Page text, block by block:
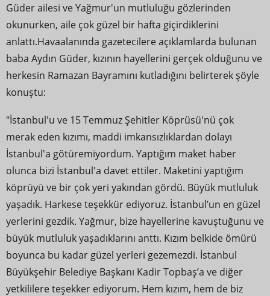
Güder ailesi ve Yağmur'un mutluluğu gözlerinden
okunurken, aile çok güzel bir hafta giçirdiklerini
anlattı.Havaalanında gazetecilere açıklamlarda bulunan
baba Aydın Güder, kızının hayellerini gerçek olduğunu ve
herkesin Ramazan Bayramını kutladığını belirterek şöyle
konuştu:
"İstanbul'u ve 15 Temmuz Şehitler Köprüsü'nü çok
merak eden kızımı, maddi imkansızlıklardan dolayı
İstanbul'a götüremiyordum. Yaptığım maket haber
olunca bizi İstanbul'a davet ettiler. Maketini yaptığım
köprüyü ve bir çok yeri yakından gördü. Büyük mutluluk
yaşadık. Harkese teşekkür ediyoruz. İstanbul’un en güzel
yerlerini gezdik. Yağmur, bize hayellerine kavuştuğunu ve
büyük mutluluk yaşadıklarını anttı. Kızım belkide ömürü
boyunca bu kadar güzel yerleri gezemezdi. İstanbul
Büyükşehir Belediye Başkanı Kadir Topbaş’a ve diğer
yetkililere teşekker ediyorum. Hem kızım, hem de biz